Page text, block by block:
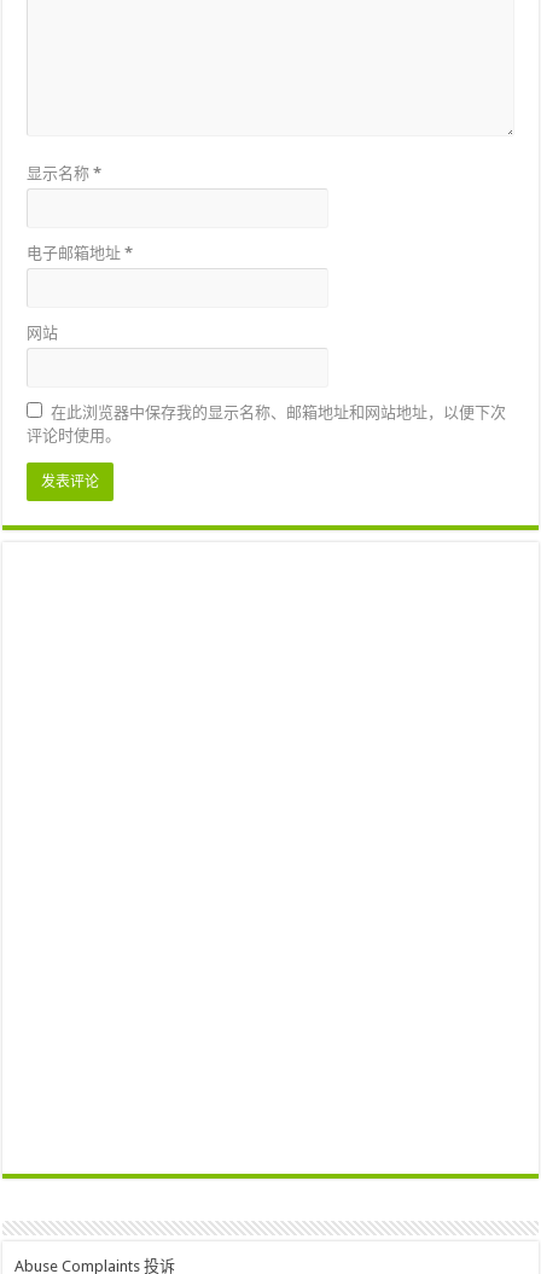
显示名称*
电子邮箱地址*
网站
在此浏览器中保存我的显示名称、邮箱地址和网站地址，以便下次
评论时使用。
Abuse Complaints 投诉